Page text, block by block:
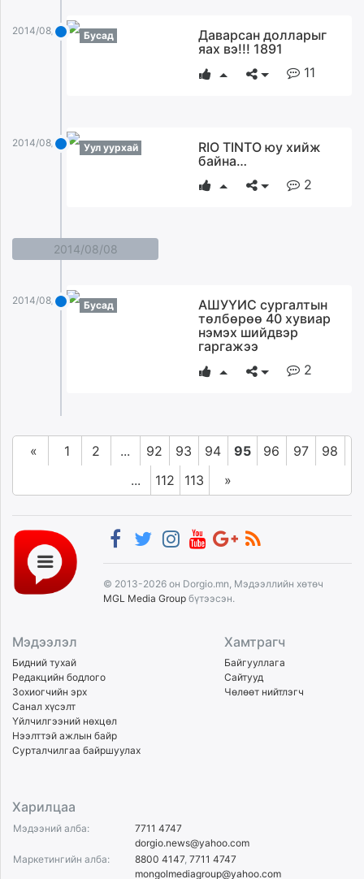
2014/08/10 Бусад
Даварсан долларыг
яах вэ!!! 1891
11
2014/08/10 Уул уурхай
RIO TINTO юу хийж
байна…
2
2014/08/08
2014/08/08 Бусад
АШУҮИС сургалтын
төлбөрөө 40 хувиар
нэмэх шийдвэр
гаргажээ
2
« 1 2 ... 92 93 94 95 96 97
98
...
112 113 »
© 2013-2026 он Dorgio.mn, Мэдээллийн хөтөч
MGL Media Group бүтээсэн.
Мэдээлэл
Бидний тухай
Редакцийн бодлого
Зохиогчийн эрх
Санал хүсэлт
Үйлчилгээний нөхцөл
Нээлттэй ажлын байр
Сурталчилгаа байршуулах
Хамтрагч
Байгууллага
Сайтууд
Чөлөөт нийтлэгч
Харилцаа
Мэдээний алба:
7711 4747
dorgio.news@yahoo.com
Маркетингийн алба:
8800 4147 7711 4747
mongolmediagroup@yahoo.com